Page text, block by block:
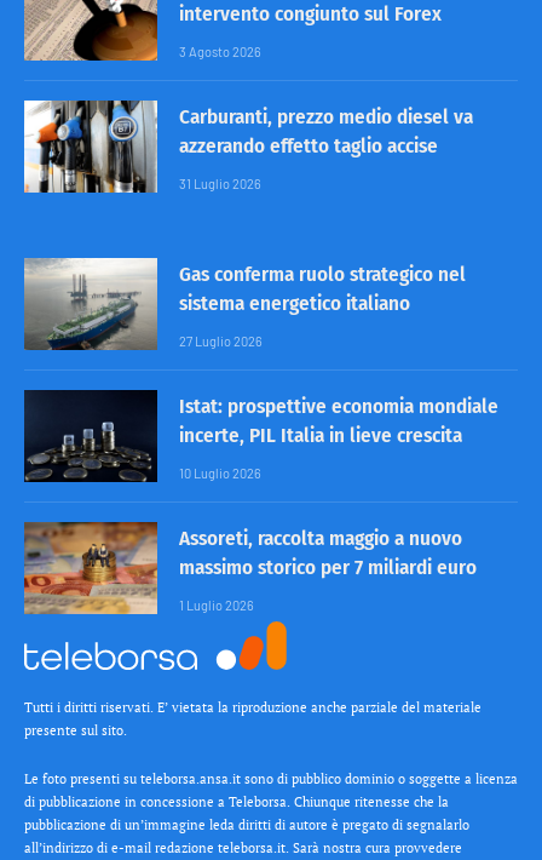
intervento congiunto sul Forex
3 Agosto 2026
Carburanti, prezzo medio diesel va
azzerando effetto taglio accise
31 Luglio 2026
Gas conferma ruolo strategico nel
sistema energetico italiano
27 Luglio 2026
Istat: prospettive economia mondiale
incerte, PIL Italia in lieve crescita
10 Luglio 2026
Assoreti, raccolta maggio a nuovo
massimo storico per 7 miliardi euro
1 Luglio 2026
Tutti i diritti riservati. E’ vietata la riproduzione anche parziale del materiale
presente sul sito.
Le foto presenti su teleborsa.ansa.it sono di pubblico dominio o soggette a licenza
di pubblicazione in concessione a Teleborsa. Chiunque ritenesse che la
pubblicazione di un’immagine leda diritti di autore è pregato di segnalarlo
all’indirizzo di e-mail redazione teleborsa.it. Sarà nostra cura provvedere